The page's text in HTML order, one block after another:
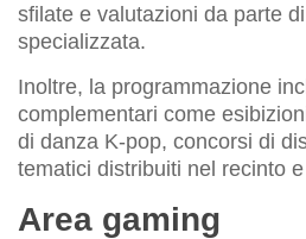
sfilate e valutazioni da parte
specializzata.
Inoltre, la programmazione
complementari come
di danza K-pop, concorsi di
tematici distribuiti nel recinto
Area gaming